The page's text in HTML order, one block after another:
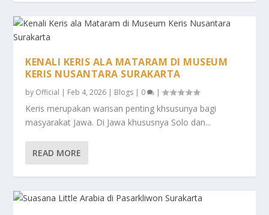
KENALI KERIS ALA MATARAM DI MUSEUM
KERIS NUSANTARA SURAKARTA
by Official | Feb 4, 2026 | Blogs | 0 |
Keris merupakan warisan penting khsusunya bagi
masyarakat Jawa. Di Jawa khususnya Solo dan...
READ MORE